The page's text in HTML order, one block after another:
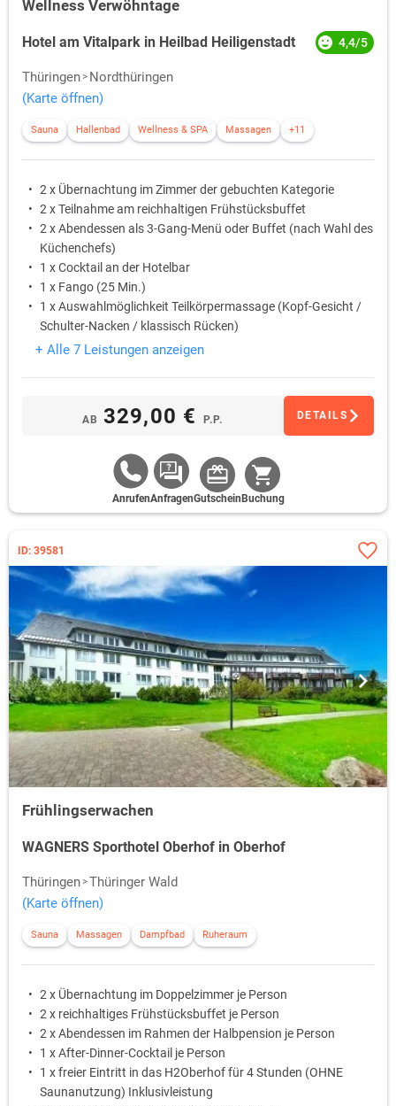
Wellness Verwöhntage
Hotel am Vitalpark in Heilbad Heiligenstadt 4,4/5
Thüringen
Nordthüringen
(Karte öffnen)
Sauna Hallenbad Wellness & SPA Massagen +11
2 x Übernachtung im Zimmer der gebuchten Kategorie
2 x Teilnahme am reichhaltigen Frühstücksbuffet
2 x Abendessen als 3-Gang-Menü oder Buffet (nach Wahl des
Küchenchefs)
1 x Cocktail an der Hotelbar
1 x Fango (25 Min.)
1 x Auswahlmöglichkeit Teilkörpermassage (Kopf-Gesicht /
Schulter-Nacken / klassisch Rücken)
+ Alle 7 Leistungen anzeigen
AB 329,00 € P.P. DETAILS
AnrufenAnfragenGutschein Buchung
ID: 39581
Frühlingserwachen
WAGNERS Sporthotel Oberhof in Oberhof
Thüringen Thüringer Wald
(Karte öffnen)
Sauna Massagen Dampfbad Ruheraum
2 x Übernachtung im Doppelzimmer je Person
2 x reichhaltiges Frühstücksbuffet je Person
2 x Abendessen im Rahmen der Halbpension je Person
1 x After-Dinner-Cocktail je Person
1 x freier Eintritt in das H2Oberhof für 4 Stunden (OHNE
Saunanutzung) Inklusivleistung